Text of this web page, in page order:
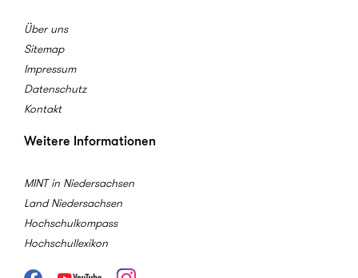
Über uns
Sitemap
Impressum
Datenschutz
Kontakt
Weitere Informationen
MINT in Niedersachsen
Land Niedersachsen
Hochschulkompass
Hochschullexikon